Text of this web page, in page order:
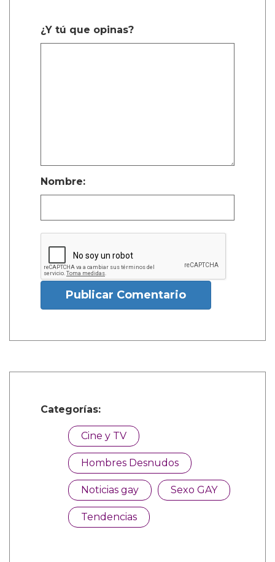
¿Y tú que opinas?
Nombre:
Publicar Comentario
Categorías:
Cine y TV
Hombres Desnudos
Noticias gay Sexo GAY
Tendencias